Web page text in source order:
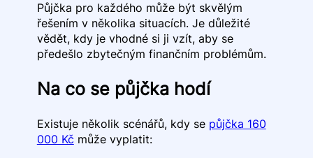
Půjčka pro každého může být skvělým
řešením v několika situacích. Je důležité
vědět, kdy je vhodné si ji vzít, aby se
předešlo zbytečným finančním problémům.
Na co se půjčka hodí
Existuje několik scénářů, kdy se půjčka 160
000 Kč může vyplatit: